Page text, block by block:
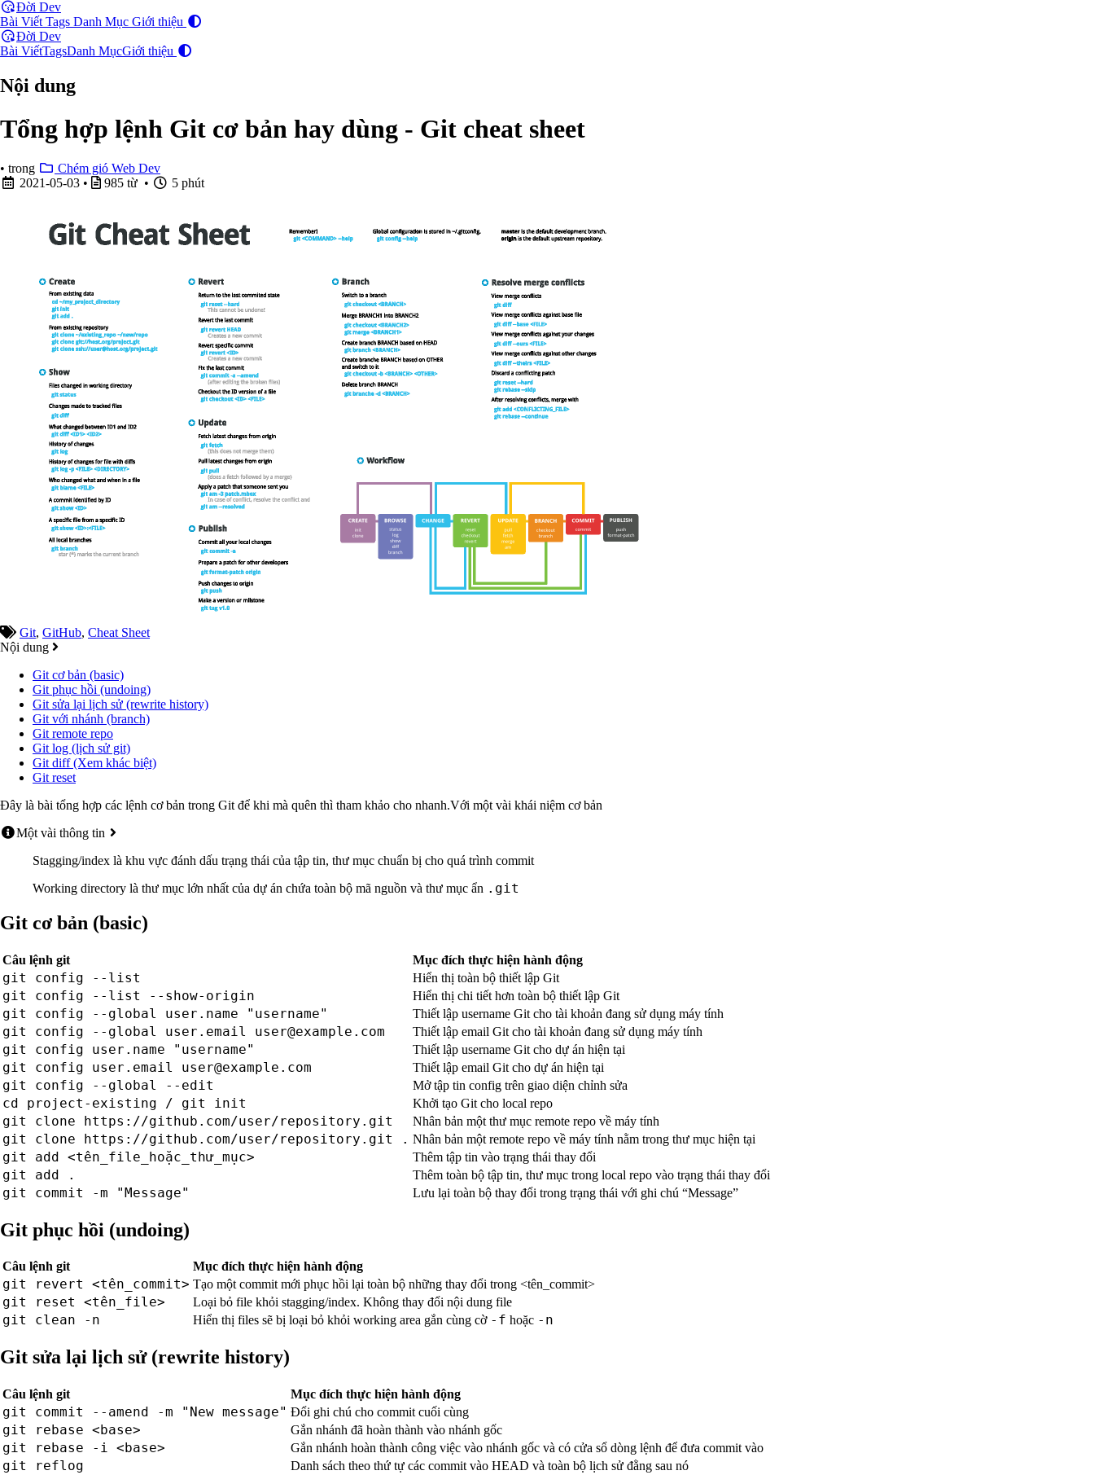
Đời Dev
Bài Viết Tags Danh Mục Giới thiệu
Đời Dev
Bài ViếtTagsDanh MụcGiới thiệu
Nội dung
Tổng hợp lệnh Git cơ bản hay dùng - Git cheat sheet
• trong
Chém gió Web Dev
2021-05-03 • 985 từ • 5 phút
Git, GitHub, Cheat Sheet
Nội dung
Git cơ bản (basic)
Git phục hồi (undoing)
Git sửa lại lịch sử (rewrite history)
Git với nhánh (branch)
Git remote repo
Git log (lịch sử git)
Git diff (Xem khác biệt)
Git reset
Đây là bài tổng hợp các lệnh cơ bản trong Git để khi mà quên thì tham khảo cho nhanh.Với một vài khái niệm cơ bản
Một vài thông tin
Stagging/index là khu vực đánh dấu trạng thái của tập tin, thư mục chuẩn bị cho quá trình commit
Working directory là thư mục lớn nhất của dự án chứa toàn bộ mã nguồn và thư mục ẩn .git
Git cơ bản (basic)
Câu lệnh git Mục đích thực hiện hành động
git config --list Hiển thị toàn bộ thiết lập Git
git config --list --show-origin Hiển thị chi tiết hơn toàn bộ thiết lập Git
git config --global user.name "username" Thiết lập username Git cho tài khoản đang sử dụng máy tính
git config --global user.email user@example.com Thiết lập email Git cho tài khoản đang sử dụng máy tính
git config user.name "username" Thiết lập username Git cho dự án hiện tại
git config user.email user@example.com Thiết lập email Git cho dự án hiện tại
git config --global --edit Mở tập tin config trên giao diện chỉnh sửa
cd project-existing / git init Khởi tạo Git cho local repo
git clone https://github.com/user/repository.git Nhân bản một thư mục remote repo về máy tính
git clone https://github.com/user/repository.git . Nhân bản một remote repo về máy tính nằm trong thư mục hiện tại
git add <tên_file_hoặc_thư_mục> Thêm tập tin vào trạng thái thay đổi
git add . Thêm toàn bộ tập tin, thư mục trong local repo vào trạng thái thay đổi
git commit -m "Message" Lưu lại toàn bộ thay đổi trong trạng thái với ghi chú “Message”
Git phục hồi (undoing)
Câu lệnh git Mục đích thực hiện hành động
git revert <tên_commit> Tạo một commit mới phục hồi lại toàn bộ những thay đổi trong <tên_commit>
git reset <tên_file> Loại bỏ file khỏi stagging/index. Không thay đổi nội dung file
git clean -n Hiển thị files sẽ bị loại bỏ khỏi working area gắn cùng cờ -f hoặc -n
Git sửa lại lịch sử (rewrite history)
Câu lệnh git Mục đích thực hiện hành động
git commit --amend -m "New message" Đổi ghi chú cho commit cuối cùng
git rebase <base> Gắn nhánh đã hoàn thành vào nhánh gốc
git rebase -i <base> Gắn nhánh hoàn thành công việc vào nhánh gốc và có cửa sổ dòng lệnh để đưa commit vào
git reflog Danh sách theo thứ tự các commit vào HEAD và toàn bộ lịch sử đằng sau nó